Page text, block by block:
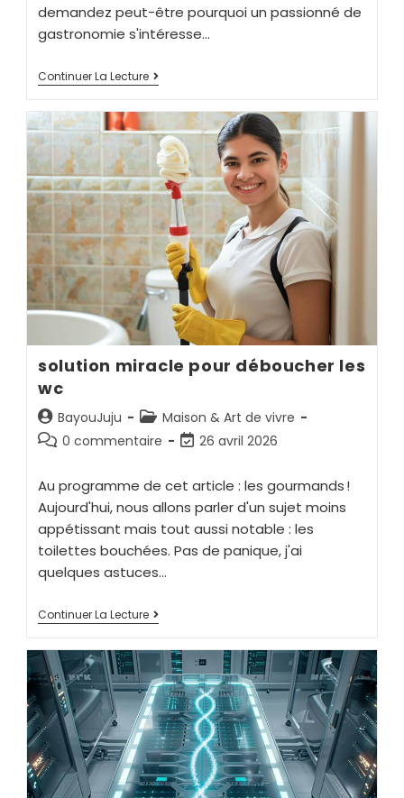
demandez peut-être pourquoi un passionné de
gastronomie s'intéresse…
Continuer La Lecture
solution miracle pour déboucher les
wc
BayouJuju
Maison & Art de vivre
0 commentaire
26 avril 2026
Au programme de cet article : les gourmands !
Aujourd'hui, nous allons parler d'un sujet moins
appétissant mais tout aussi notable : les
toilettes bouchées. Pas de panique, j'ai
quelques astuces…
Continuer La Lecture